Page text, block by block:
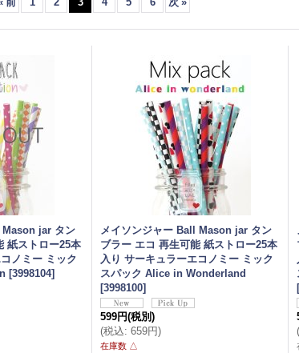
Mason jar タン
紙ストロー25本
ノミー ミック
[3998104]
メイソンジャー Ball Mason jar タン
ブラー エコ 再生可能 紙ストロー25本
入り サーキュラーエコノミー ミック
スパック Alice in Wonderland
[3998100]
599円(税別)
(税込: 659円)
在庫数 △
[
(